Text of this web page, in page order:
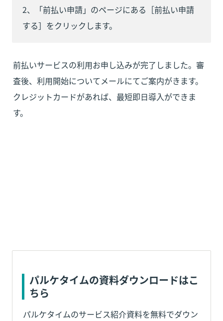
2、「前払い申請」のページにある［前払い申請
する］をクリックします。
前払いサービスの利用お申し込みが完了しました。審
査後、利用開始についてメールにてご案内がきます。
クレジットカードがあれば、最短即日導入ができま
す。
パルケタイムの資料ダウンロードはこ
ちら
パルケタイムのサービス紹介資料を無料でダウン